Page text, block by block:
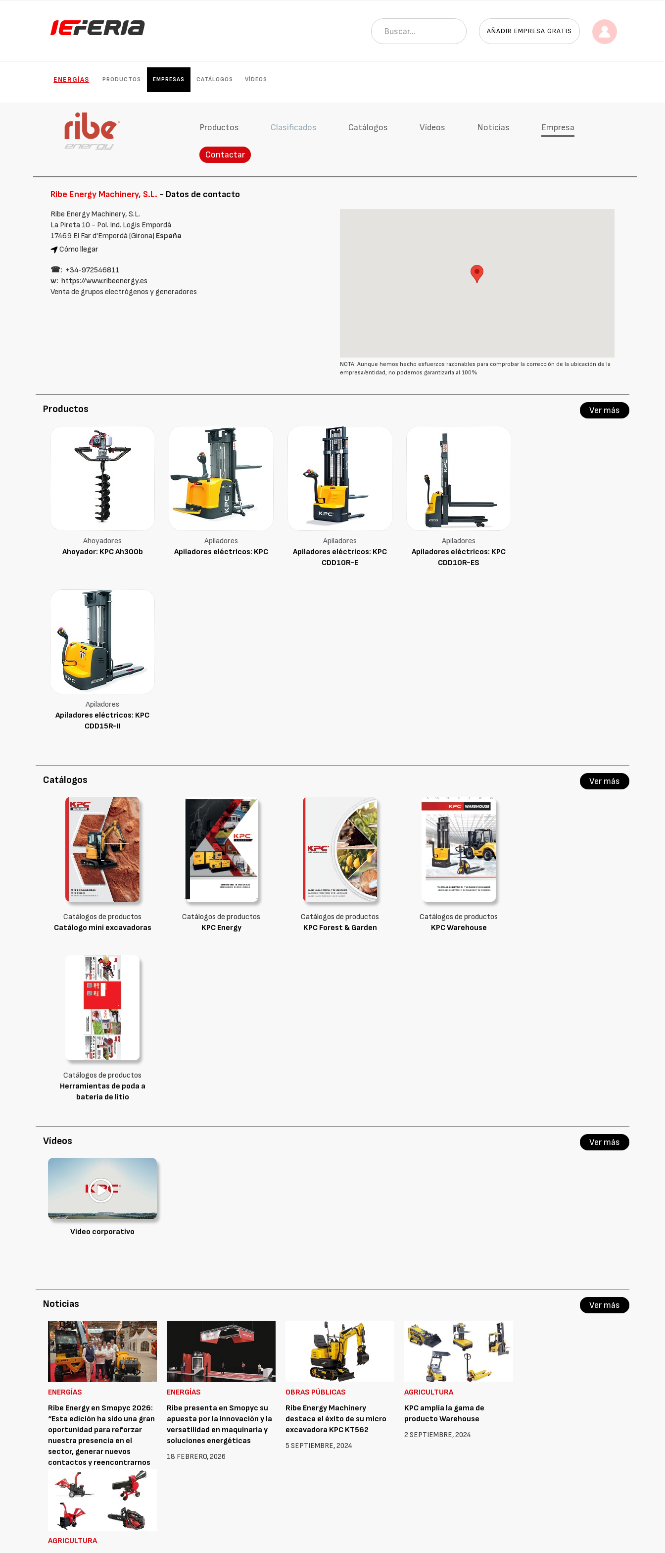
AÑADIR EMPRESA GRATIS
ENERGÍAS PRODUCTOS EMPRESAS CATÁLOGOS VÍDEOS
Productos Clasificados Catálogos Vídeos Noticias Empresa
Contactar
Ribe Energy Machinery, S.L. - Datos de contacto
Ribe Energy Machinery, S.L.
La Pireta 10 - Pol. Ind. Logis Empordà
17469 El Far d'Empordà (Girona) España
Cómo llegar
☎: +34‑972546811
w:https://www.ribeenergy.es
Venta de grupos electrógenos y generadores
NOTA: Aunque hemos hecho esfuerzos razonables para comprobar la corrección de la ubicación de la
empresa/entidad, no podemos garantizarla al 100%
Productos Ver más
Ahoyadores
Ahoyador: KPC Ah300b
Apiladores
Apiladores eléctricos: KPC
Apiladores
Apiladores eléctricos: KPC
CDD10R-E
Apiladores
Apiladores eléctricos: KPC
CDD10R-ES
Apiladores
Apiladores eléctricos: KPC
CDD15R-II
Catálogos Ver más
Catálogos de productos
Catálogo mini excavadoras
Catálogos de productos
KPC Energy
Catálogos de productos
KPC Forest & Garden
Catálogos de productos
KPC Warehouse
Catálogos de productos
Herramientas de poda a
batería de litio
Vídeos Ver más
Video corporativo
Noticias Ver más
ENERGÍAS
Ribe Energy en Smopyc 2026:
“Esta edición ha sido una gran
oportunidad para reforzar
nuestra presencia en el
sector, generar nuevos
contactos y reencontrarnos
con clientes y colaboradores”
4 MAYO, 2026
ENERGÍAS
Ribe presenta en Smopyc su
apuesta por la innovación y la
versatilidad en maquinaria y
soluciones energéticas
18 FEBRERO, 2026
OBRAS PÚBLICAS
Ribe Energy Machinery
destaca el éxito de su micro
excavadora KPC KT562
5 SEPTIEMBRE, 2024
AGRICULTURA
KPC amplía la gama de
producto Warehouse
2 SEPTIEMBRE, 2024
AGRICULTURA